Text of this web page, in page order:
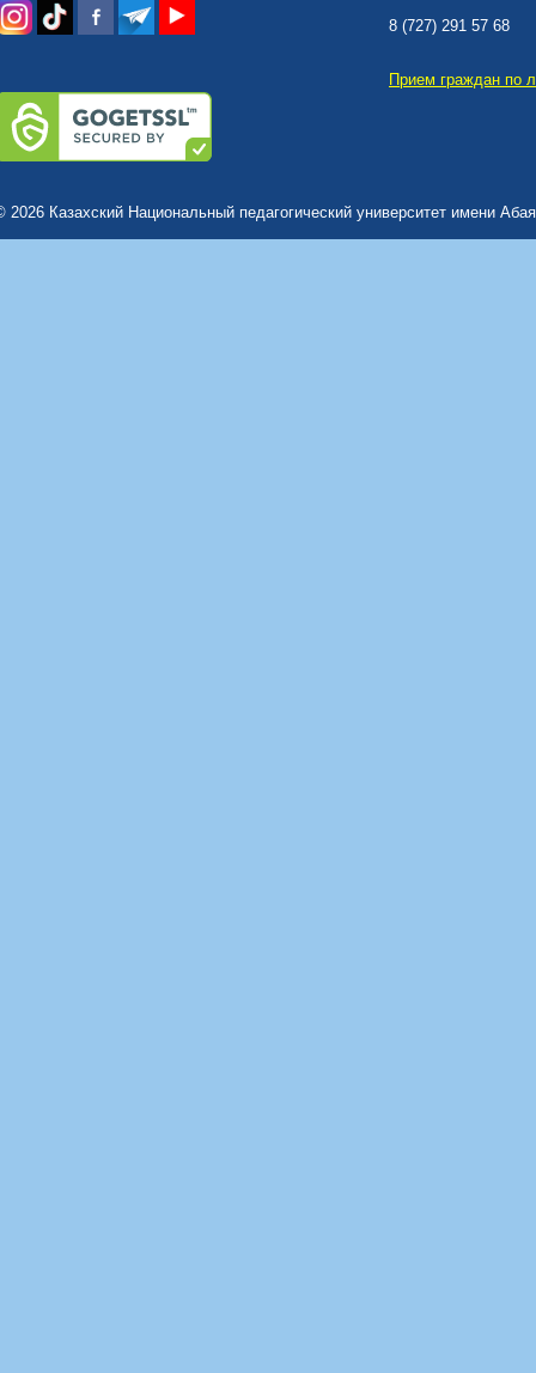
8 (727) 291 57 68
Прием граждан по
2026 Казахский Национальный педагогический университет имени Абая